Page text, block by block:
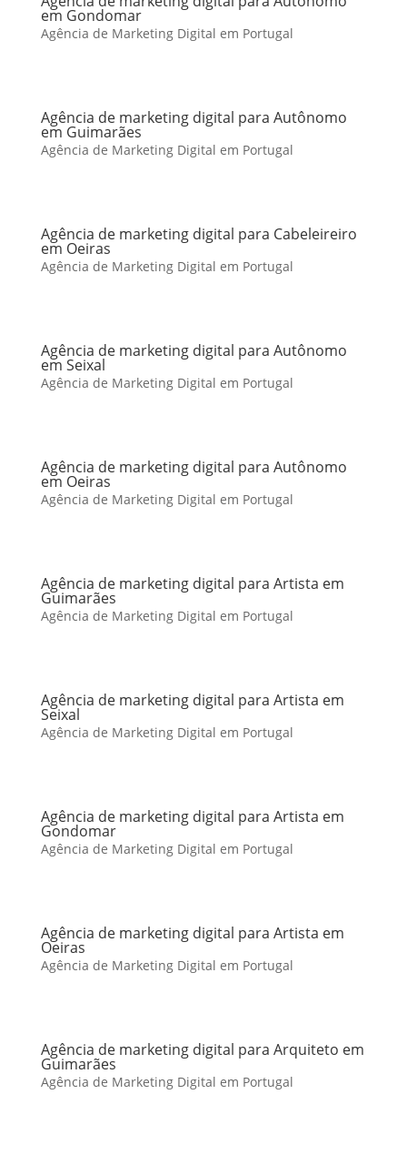
em Gondomar
Agência de Marketing Digital em Portugal
Agência de marketing digital para Autônomo
em Guimarães
Agência de Marketing Digital em Portugal
Agência de marketing digital para Cabeleireiro
em Oeiras
Agência de Marketing Digital em Portugal
Agência de marketing digital para Autônomo
em Seixal
Agência de Marketing Digital em Portugal
Agência de marketing digital para Autônomo
em Oeiras
Agência de Marketing Digital em Portugal
Agência de marketing digital para Artista em
Guimarães
Agência de Marketing Digital em Portugal
Agência de marketing digital para Artista em
Seixal
Agência de Marketing Digital em Portugal
Agência de marketing digital para Artista em
Gondomar
Agência de Marketing Digital em Portugal
Agência de marketing digital para Artista em
Oeiras
Agência de Marketing Digital em Portugal
Agência de marketing digital para Arquiteto em
Guimarães
Agência de Marketing Digital em Portugal